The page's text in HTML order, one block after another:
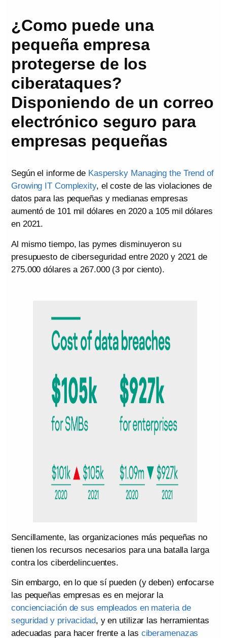
¿Como puede una
pequeña empresa
protegerse de los
ciberataques?
Disponiendo de un correo
electrónico seguro para
empresas pequeñas
Según el informe de Kaspersky Managing the Trend of
Growing IT Complexity, el coste de las violaciones de
datos para las pequeñas y medianas empresas
aumentó de 101 mil dólares en 2020 a 105 mil dólares
en 2021.
Al mismo tiempo, las pymes disminuyeron su
presupuesto de ciberseguridad entre 2020 y 2021 de
275.000 dólares a 267.000 (3 por ciento).
Sencillamente, las organizaciones más pequeñas no
tienen los recursos necesarios para una batalla larga
contra los ciberdelincuentes.
Sin embargo, en lo que sí pueden (y deben) enfocarse
las pequeñas empresas es en mejorar la
concienciación de sus empleados en materia de
seguridad y privacidad, y en utilizar las herramientas
adecuadas para hacer frente a las ciberamenazas